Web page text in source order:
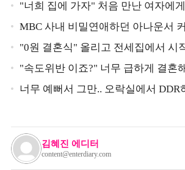
"너희 집에 가자" 처음 만난 여자에
구 했다는 MBC 아나운서
MBC 사내 비밀연애하던 아나운서
"0원 결혼식" 올리고 전세집에서 시
"속도위반 이죠?" 너무 급하게 결혼
심 받았던 스타
너무 예뻐서 그만.. 오락실에서 DDR
김혜진 에디터
content@enterdiary.com